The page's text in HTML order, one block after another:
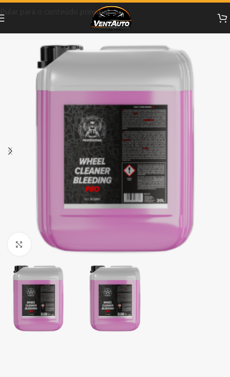
Pular para o conteúdo principal
Clique para ampliar